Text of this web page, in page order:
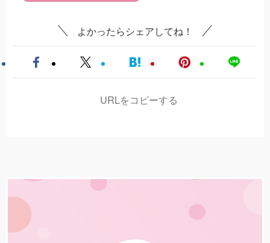
よかったらシェアしてね！
URLをコピーする